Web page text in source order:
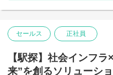
にも取り組んでいただきます。
クライアントの事業課題を構造
顧客・サプライヤー・社内開発
価値最大化と顧客業務の進化を
法人向け出張関連ソリューシ
https://ekitan.com/business/
セールス 正社員
【駅探】社会インフ
来”を創るソリューシ